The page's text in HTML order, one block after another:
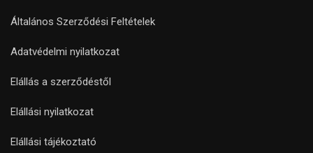
Általános Szerződési Feltételek
Adatvédelmi nyilatkozat
Elállás a szerződéstől
Elállási nyilatkozat
Elállási tájékoztató